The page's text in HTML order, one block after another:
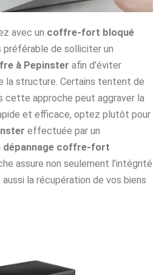
avec un coffre-fort bloqué
préférable de solliciter un
à Pepinster afin d’éviter
la structure. Certains tentent de
cette approche peut aggraver la
et efficace, optez plutôt pour
effectuée par un
dépannage coffre-fort
assure non seulement l’intégrité
la récupération de vos biens